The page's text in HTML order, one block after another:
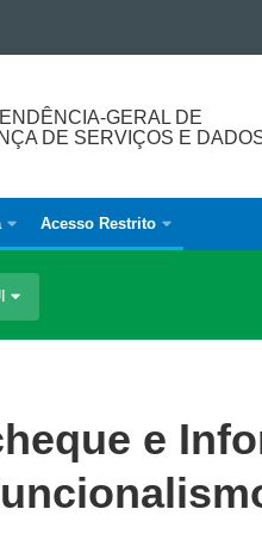
GERAL DE
DE SERVIÇOS E
Acesso Restrito
e